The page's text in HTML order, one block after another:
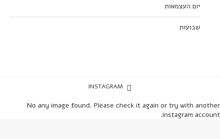
יום העצמאות
שבועות
INSTAGRAM
No any image found. Please check it again or try with another
instagram account.